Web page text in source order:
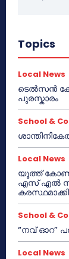
Topics
Local News
ടെൽസൻ
പുരസ്കാരം
School &
Local News
യൂത്ത്
എസ് എൽ സി
School &
“നവ് ഓറ”
Local News